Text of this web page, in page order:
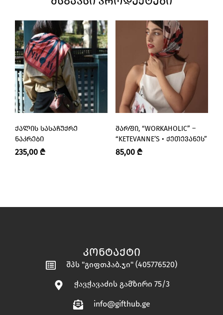
ᲥᲐᲚᲘᲡ ᲡᲐᲡᲐᲩᲣᲥᲠᲔ
ᲜᲐᲙᲠᲔᲑᲘ
235,00 ₾
ᲨᲐᲠᲤᲘ, “WORKAHOLIC” –
“KETEVANNE’S • ᲥᲔᲗᲔᲕᲐᲜᲔᲡ”
85,00 ₾
ᲙᲝᲜᲢᲐᲥᲢᲘ
შპს "გიფთჰაბ.ჯი" (405776520)
ჭავჭავაძის გამზირი 75/3
info@gifthub.ge